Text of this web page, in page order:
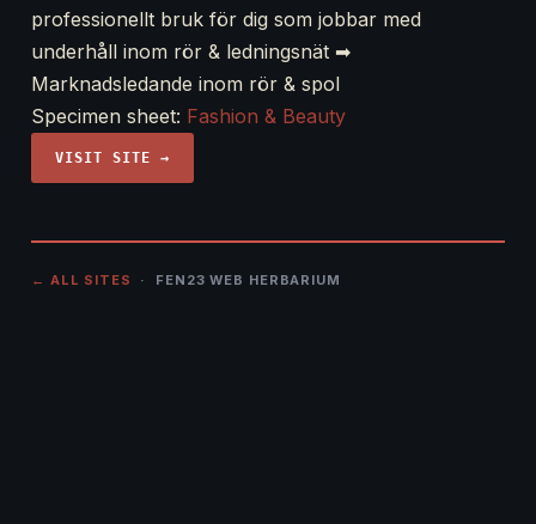
professionellt bruk för dig som jobbar med
underhåll inom rör & ledningsnät ➡︎
Marknadsledande inom rör & spol
Specimen sheet: Fashion & Beauty
VISIT SITE →
← ALL SITES · FEN23 WEB HERBARIUM